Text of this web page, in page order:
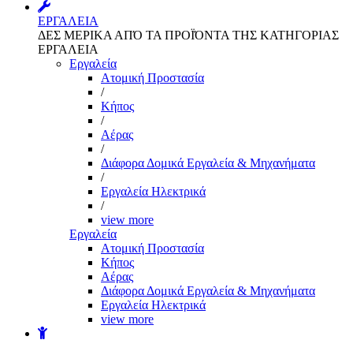
ΕΡΓΑΛΕΙΑ
ΔΕΣ ΜΕΡΙΚΑ ΑΠΌ ΤΑ ΠΡΟΪΌΝΤΑ ΤΗΣ ΚΑΤΗΓΟΡΙΑΣ
ΕΡΓΑΛΕΙΑ
Εργαλεία
Aτομική Προστασία
/
Kήπος
/
Αέρας
/
Διάφορα Δομικά Εργαλεία & Μηχανήματα
/
Εργαλεία Ηλεκτρικά
/
view more
Εργαλεία
Aτομική Προστασία
Kήπος
Αέρας
Διάφορα Δομικά Εργαλεία & Μηχανήματα
Εργαλεία Ηλεκτρικά
view more